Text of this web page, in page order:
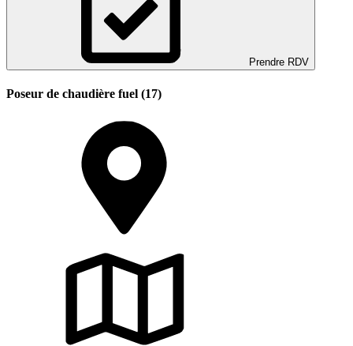
Prendre RDV
Poseur de chaudière fuel (17)